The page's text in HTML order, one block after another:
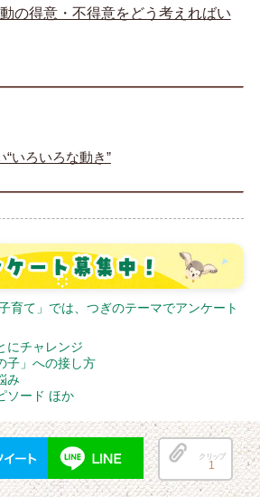
の得意・不得意をどう考えればい
いろいろな動き”
育て」では、つぎのテーマでアンケート
にチャレンジ
子」への接し方
み
ソード ほか
クリップ
1